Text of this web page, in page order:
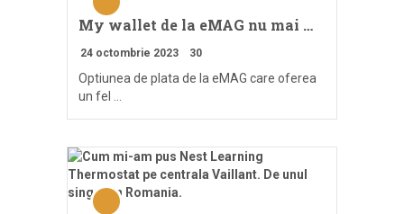
My wallet de la eMAG nu mai …
24 octombrie 2023 30
Optiunea de plata de la eMAG care oferea
un fel …